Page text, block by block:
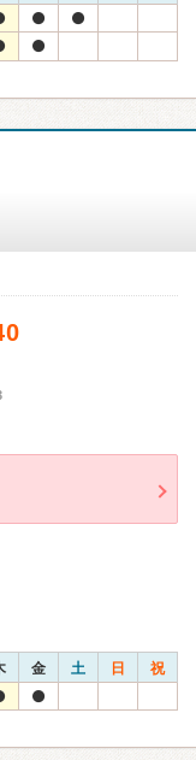
金 土 日 祝